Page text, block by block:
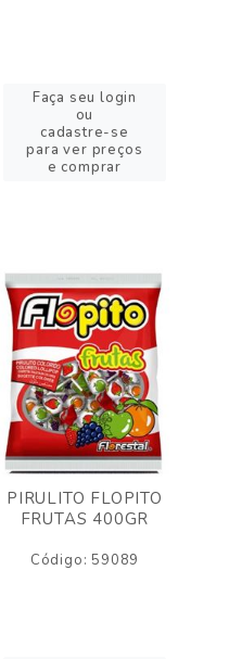
Faça seu login
ou
cadastre-se
para ver preços
e comprar
PIRULITO FLOPITO
FRUTAS 400GR
Código: 59089